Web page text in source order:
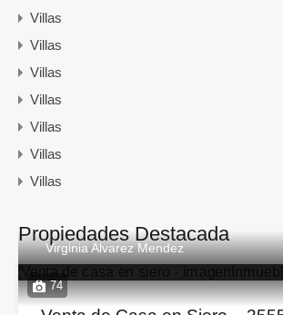
Villas
Villas
Villas
Villas
Villas
Villas
Villas
Propiedades Destacada
74
Virginia Alvarez Mendez